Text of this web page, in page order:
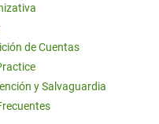
de Cuentas
y Salvaguardia